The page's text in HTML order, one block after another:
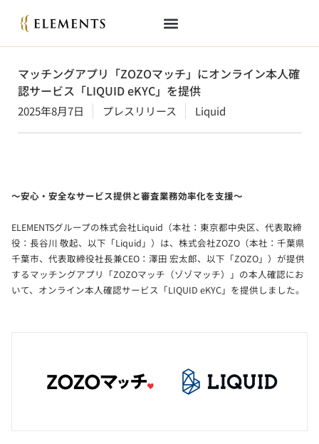
マッチングアプリ「ZOZOマッチ」にオンライン本人確
認サービス「LIQUID eKYC」を提供
2025年8月7日 プレスリリース Liquid
～安心・安全なサービス提供と審査業務効率化を支援～
ELEMENTSグループの株式会社Liquid（本社：東京都中央区、代表取締
役：長谷川 敬起、以下「Liquid」）は、株式会社ZOZO（本社：千葉県
千葉市、代表取締役社長兼CEO：澤田 宏太郎、以下「ZOZO」）が提供
するマッチングアプリ「ZOZOマッチ（ゾゾマッチ）」の本人確認にお
いて、オンライン本人確認サービス「LIQUID eKYC」を提供しました。